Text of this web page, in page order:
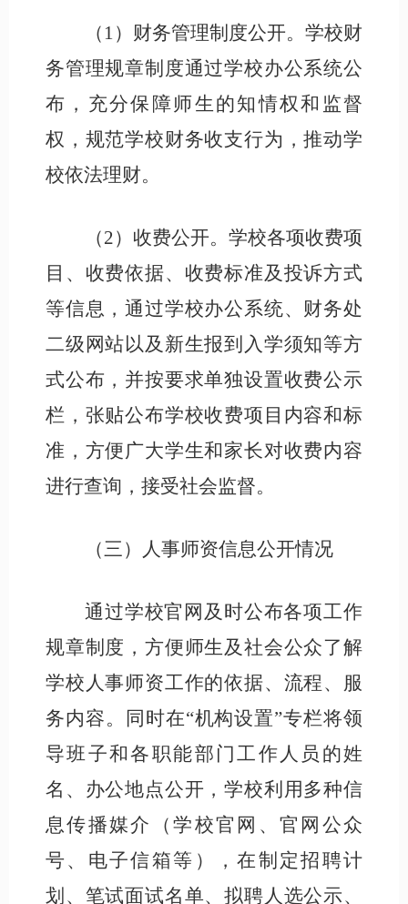
（ 1）财务管理制度公开。学校财
务管理规章制度通过学校办公系统公
布，充分保障师生的知情权和监督
权，规范学校财务收支行为，推动学
校依法理财。
（2）收费公开。学校各项收费项
目、收费依据、收费标准及投诉方式
等信息，通过学校办公系统、财务处
二级网站以及新生报到入学须知等方
式公布，并按要求单独设置收费公示
栏，张贴公布学校收费项目内容和标
准，方便广大学生和家长对收费内容
进行查询，接受社会监督。
（三）人事师资信息公开情况
通过学校官网及 时公布各项工作
规章制度，方便师生及社会公众了解
学校人事师资工作的依据、流程、服
务内容。
同时在“机构设置”专栏将领
导班子和各职能部门工作人员的姓
名、办公地点公开，学校利用多种信
息传播媒介（学校官网 、 官网公众
号、 电子信箱等），在制定招聘计
划、笔试面试名单、拟聘人选公示、